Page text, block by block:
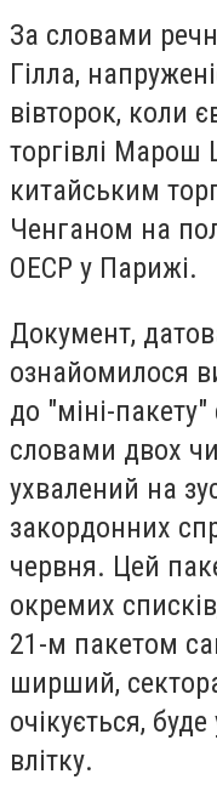
За словами
Гілла,
вівторок, коли
торгівлі Марош
китайським
Ченганом на
ОЕСР у Парижі.
Документ,
ознайомилося
до "міні-
словами двох
ухвалений на
закордонних
червня. Цей
окремих
21-м пакетом
ширший,
очікується,
влітку.